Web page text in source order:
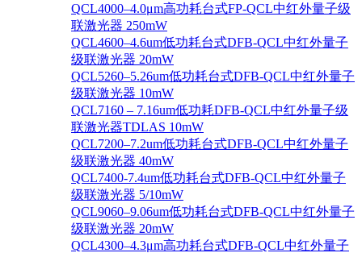
QCL4000–4.0μm高功耗台式FP-QCL中红外量子级
联激光器 250mW
QCL4600–4.6um低功耗台式DFB-QCL中红外量子
级联激光器 20mW
QCL5260–5.26um低功耗台式DFB-QCL中红外量子
级联激光器 10mW
QCL7160 – 7.16um低功耗DFB-QCL中红外量子级
联激光器TDLAS 10mW
QCL7200–7.2um低功耗台式DFB-QCL中红外量子
级联激光器 40mW
QCL7400-7.4um低功耗台式DFB-QCL中红外量子
级联激光器 5/10mW
QCL9060–9.06um低功耗台式DFB-QCL中红外量子
级联激光器 20mW
QCL4300–4.3μm高功耗台式DFB-QCL中红外量子